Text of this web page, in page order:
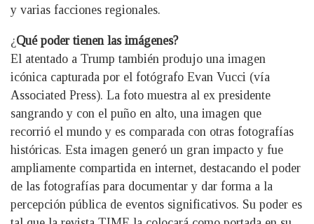
y varias facciones regionales.
¿Qué poder tienen las imágenes?
El atentado a Trump también produjo una imagen
icónica capturada por el fotógrafo Evan Vucci (vía
Associated Press). La foto muestra al ex presidente
sangrando y con el puño en alto, una imagen que
recorrió el mundo y es comparada con otras fotografías
históricas. Esta imagen generó un gran impacto y fue
ampliamente compartida en internet, destacando el poder
de las fotografías para documentar y dar forma a la
percepción pública de eventos significativos. Su poder es